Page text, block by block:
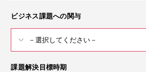
ビジネス課題への関与
課題解決目標時期